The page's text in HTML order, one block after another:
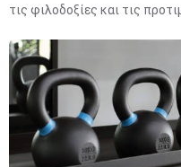
τις φιλοδοξίες και τις